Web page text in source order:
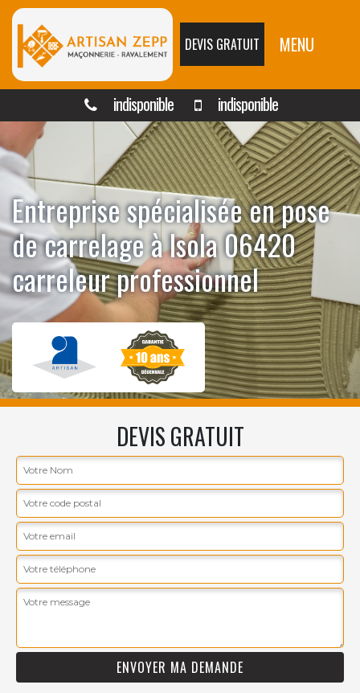
DEVIS GRATUIT MENU
indisponible indisponible
Entreprise spécialisée en pose
de carrelage à Isola 06420
carreleur professionnel
DEVIS GRATUIT